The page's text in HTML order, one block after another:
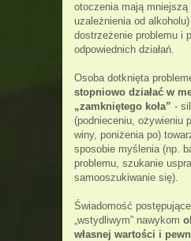
otoczenia mają
uzależnienia od
dostrzeżenie problemu i
odpowiednich działań.
Osoba dotknięta
stopniowo działać w
„zamkniętego koła” -
(podnieceniu, ożywieniu
winy, poniżenia po)
sposobie myślenia (np.
problemu, szukanie
samooszukiwanie się).
Świadomość
„wstydliwym” nawykom
własnej wartości i